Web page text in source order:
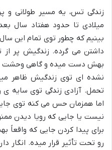
زندگی تس، یه مسیر طولانی و
میلادی تا حدود هفتاد سال
بینیم که چطور توی تمام این
داشتن می گرده. زندگیش پر
بهش دست میده و گاهی وحشت
نشده ای توی زندگیش ظاهر
تحمل. آزادی زندگی توی سایه ی
اما همزمان حس می کنه توی
نیست یا جایی که رویا دیدن
برای پیدا کردن جایی که واقعاً
رو تحت تأثیر قرار میده. انگار